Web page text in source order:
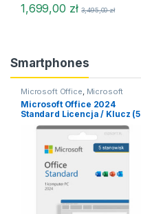
1,699,00 zł 3,495,00zł
Smartphones
Microsoft Office Microsoft
Office 2024 Microsoft Office
2024 MacOS,Office dla MacOS
Microsoft Office 2024
Standard Licencja / Klucz (5
stanowisk)